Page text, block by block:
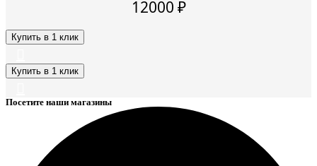
12000 ₽
Купить в 1 клик
Купить в 1 клик
Посетите наши магазины